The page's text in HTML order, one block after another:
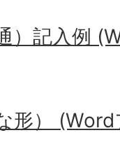
）記入例
形）